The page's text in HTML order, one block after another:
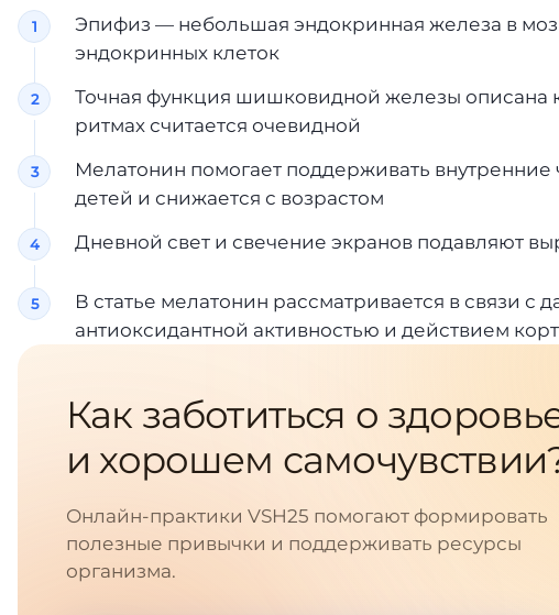
Эпифиз — небольшая эндокринная железа в
эндокринных клеток
Точная функция шишковидной железы описана
ритмах считается очевидной
Мелатонин помогает поддерживать
детей и снижается с возрастом
Дневной свет и свечение экранов подавляют
В статье мелатонин рассматривается в связи
антиоксидантной активностью и действием
Как заботиться о
и хорошем
Онлайн-практики VSH25 помогают формировать
полезные привычки и поддерживать ресурсы
организма.